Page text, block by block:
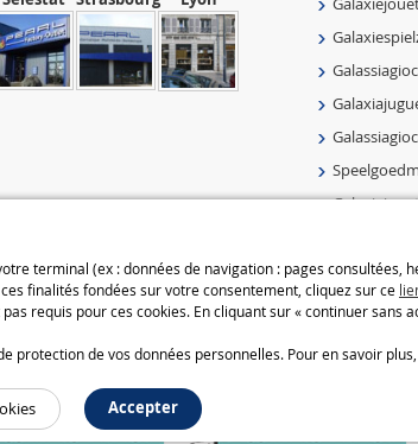
terminal (ex : données de navigation : pages consultées,
finalités fondées sur votre consentement, cliquez sur ce
requis pour ces cookies. En cliquant sur « continuer sans
de vos données personnelles. Pour en savoir
Accepter